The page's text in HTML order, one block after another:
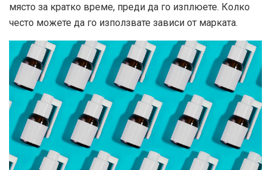
място за кратко време, преди да го изплюете. Колко
често можете да го използвате зависи от марката.